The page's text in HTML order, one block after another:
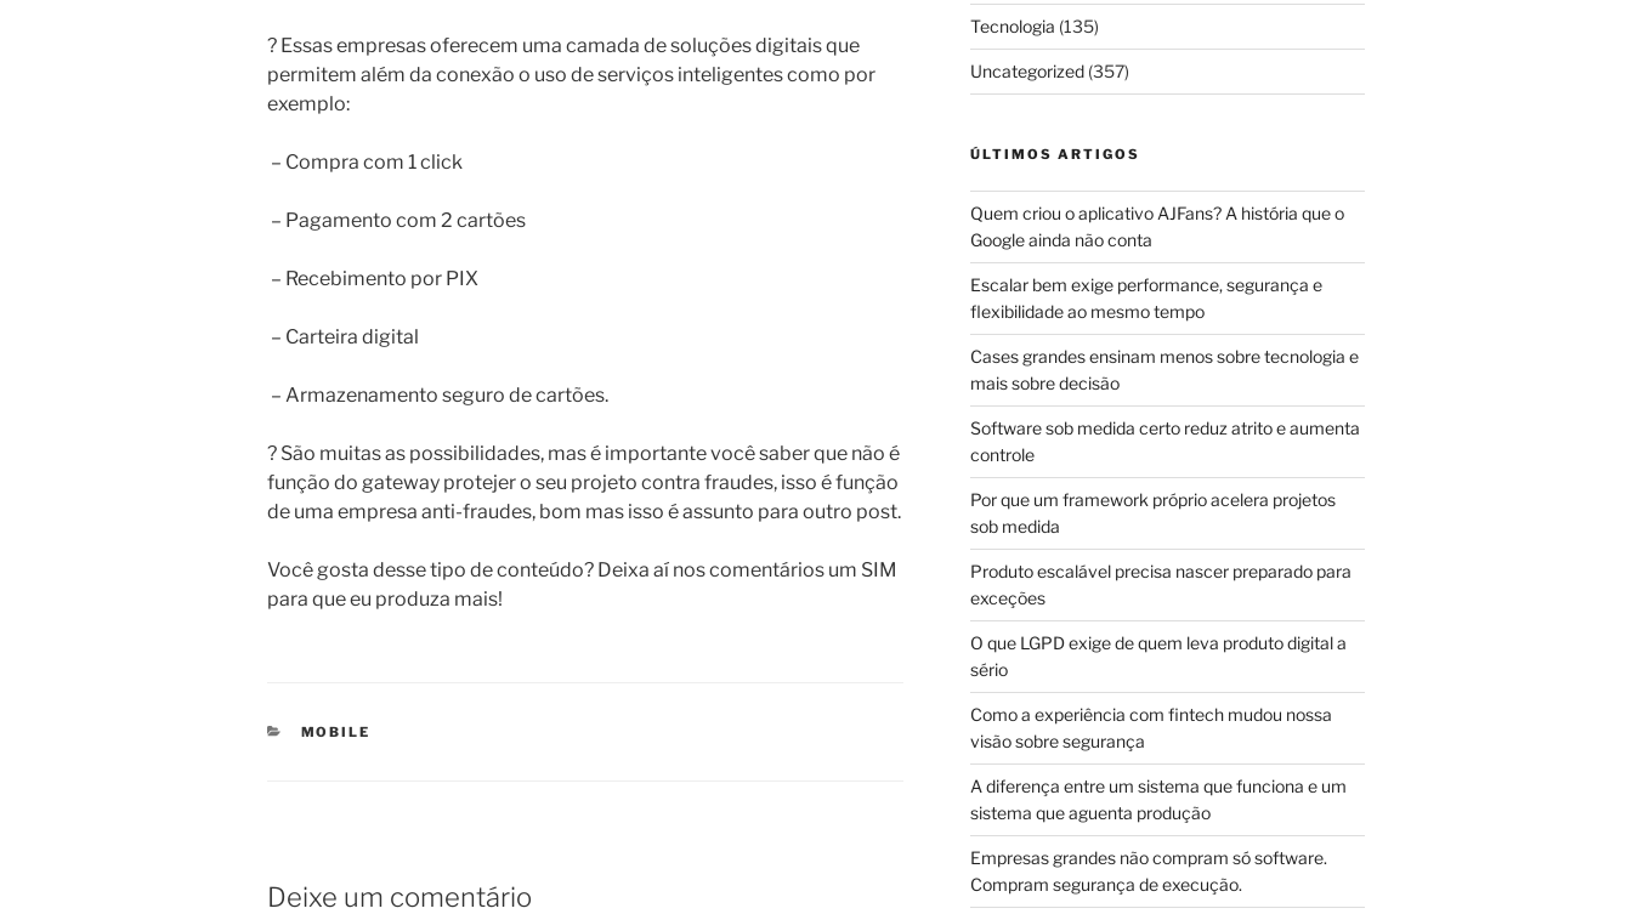
? Essas empresas oferecem uma camada de soluções digitais que
permitem além da conexão o uso de serviços inteligentes como por
exemplo:
– Compra com 1 click
– Pagamento com 2 cartões
– Recebimento por PIX
– Carteira digital
– Armazenamento seguro de cartões.
? São muitas as possibilidades, mas é importante você saber que não é
função do gateway protejer o seu projeto contra fraudes, isso é função
de uma empresa anti-fraudes, bom mas isso é assunto para outro post.
Você gosta desse tipo de conteúdo? Deixa aí nos comentários um SIM
para que eu produza mais!
CATEGORIAS
MOBILE
Deixe um comentário
Tecnologia (135)
Uncategorized(357)
ÚLTIMOS ARTIGOS
Quem criou o aplicativo AJFans? A história que o
Google ainda não conta
Escalar bem exige performance, segurança e
flexibilidade ao mesmo tempo
Cases grandes ensinam menos sobre tecnologia e
mais sobre decisão
Software sob medida certo reduz atrito e aumenta
controle
Por que um framework próprio acelera projetos
sob medida
Produto escalável precisa nascer preparado para
exceções
O que LGPD exige de quem leva produto digital a
sério
Como a experiência com fintech mudou nossa
visão sobre segurança
A diferença entre um sistema que funciona e um
sistema que aguenta produção
Empresas grandes não compram só software.
Compram segurança de execução.